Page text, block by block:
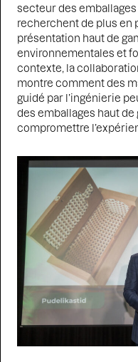
secteur des
recherchent de plus en
présentation haut de
environnementales et
contexte, la
montre comment des
guidé par l’ingénierie
des emballages haut
compromettre